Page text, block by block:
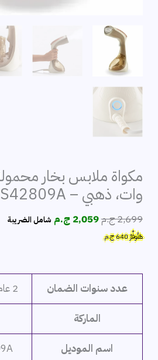
وات، ذهبي – GS42809A
2,699ج.مالسعر
2,059 ج.م السعر
شامل الضريبة
هَتُوفِّرُ640ج.م
عدد سنوات الضمان 2 عام (hotline 16866)
الماركة
اسم الموديل